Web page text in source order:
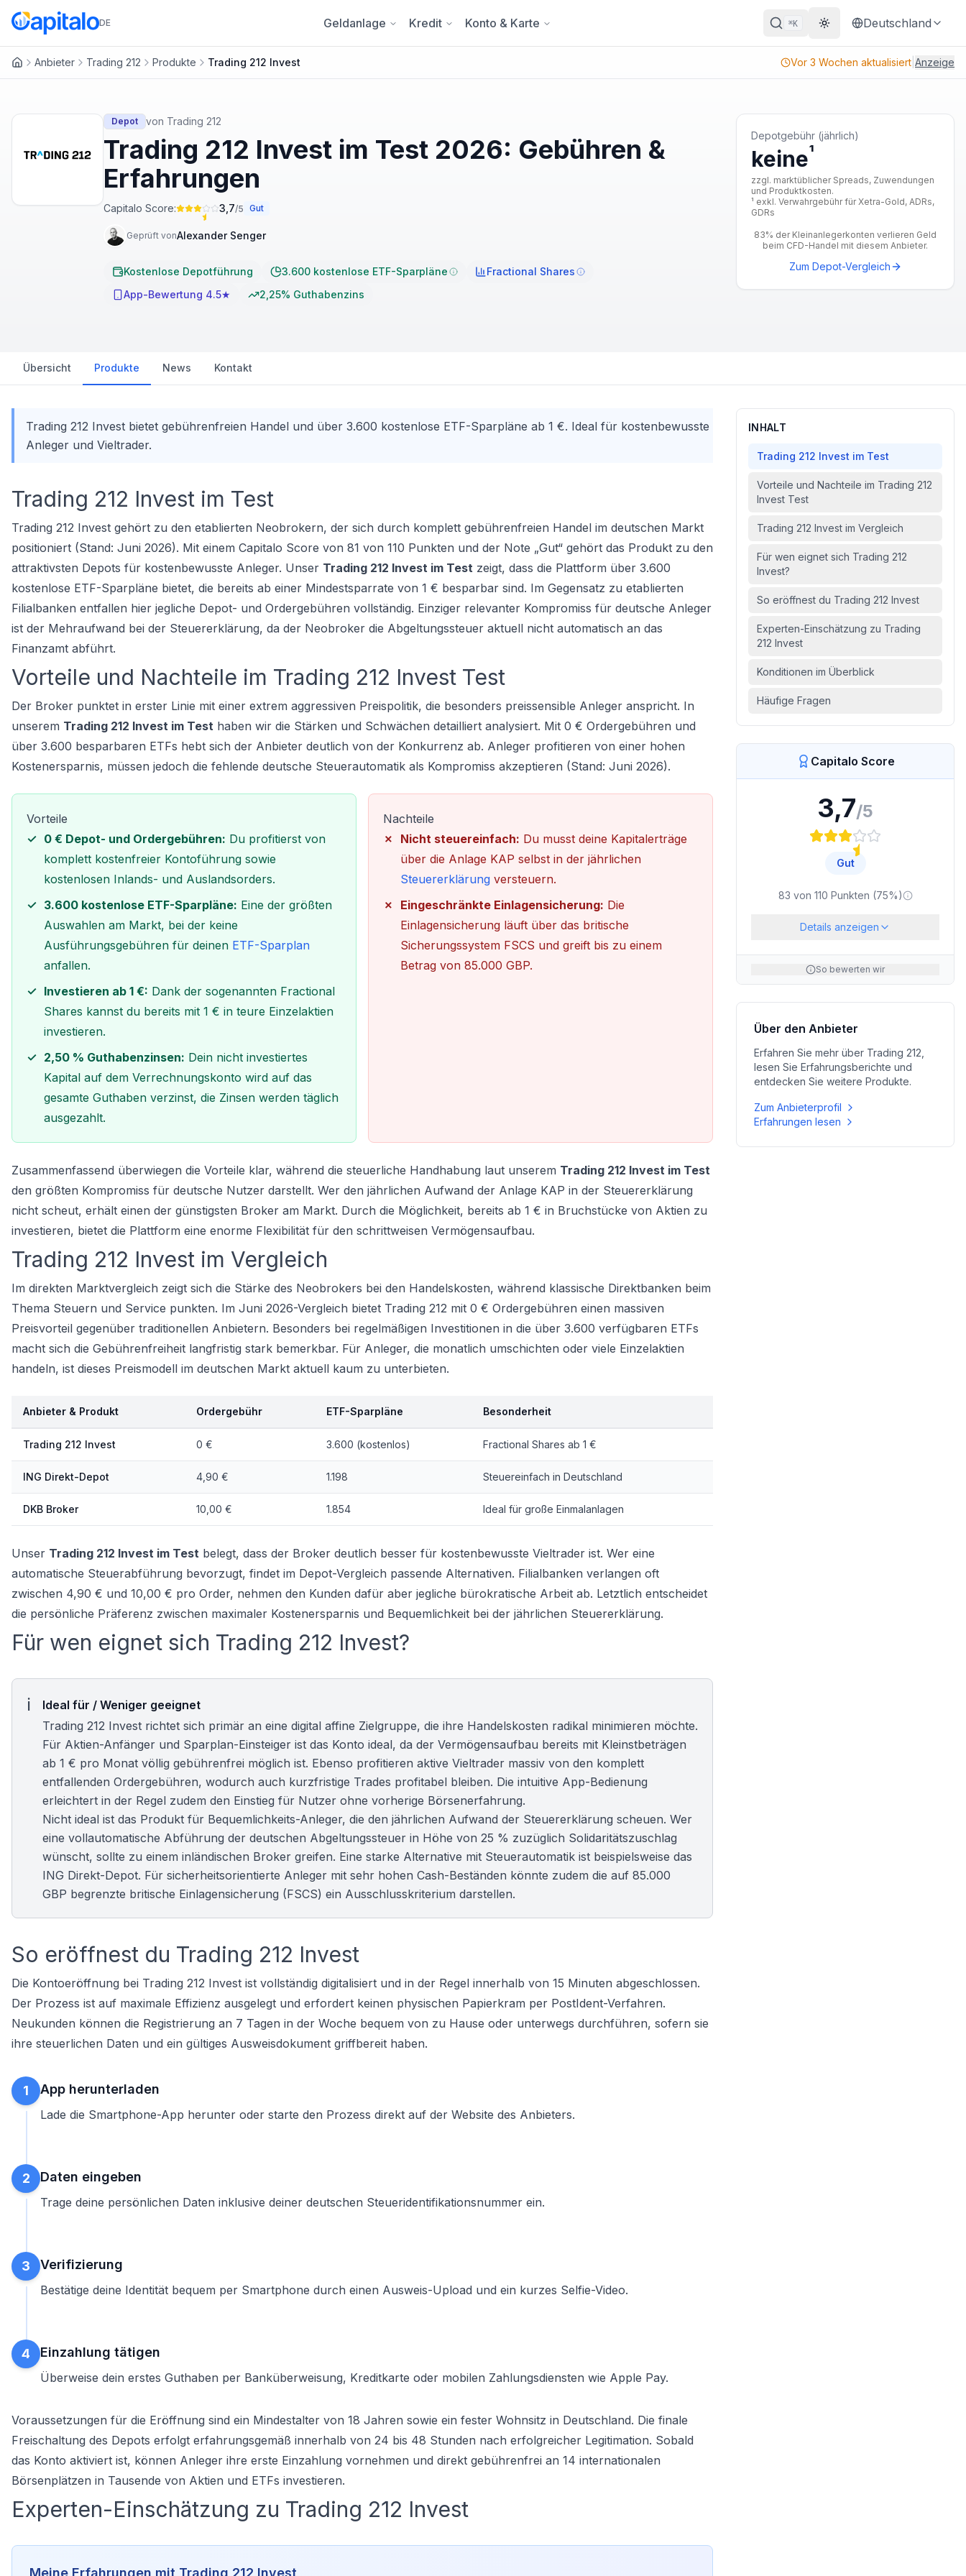
DE Geldanlage Kredit Konto & Karte ⌘K Theme wechseln
Deutschland
Anbieter Trading 212 Produkte Trading 212 Invest Vor 3 Wochen aktualisiert Anzeige
Depot von Trading 212
Trading 212 Invest im Test 2026: Gebühren &
Erfahrungen
Capitalo Score: 3,7/5 Gut
Geprüft vonAlexander Senger
Kostenlose Depotführung 3.600 kostenlose ETF-Sparpläne
Fractional Shares
App-Bewertung 4.5★
2,25% Guthabenzins
Depotgebühr (jährlich)
keine¹
zzgl. marktüblicher Spreads, Zuwendungen
und Produktkosten.
¹ exkl. Verwahrgebühr für Xetra-Gold, ADRs,
GDRs
83% der Kleinanlegerkonten verlieren Geld
beim CFD-Handel mit diesem Anbieter.
Zum Depot-Vergleich
Übersicht Produkte News Kontakt
Trading 212 Invest bietet gebührenfreien Handel und über 3.600 kostenlose ETF-Sparpläne ab 1 €. Ideal für kostenbewusste
Anleger und Vieltrader.
Trading 212 Invest im Test
Trading 212 Invest gehört zu den etablierten Neobrokern, der sich durch komplett gebührenfreien Handel im deutschen Markt
positioniert (Stand: Juni 2026). Mit einem Capitalo Score von 81 von 110 Punkten und der Note „Gut“ gehört das Produkt zu den
attraktivsten Depots für kostenbewusste Anleger. Unser Trading 212 Invest im Test zeigt, dass die Plattform über 3.600
kostenlose ETF-Sparpläne bietet, die bereits ab einer Mindestsparrate von 1 € besparbar sind. Im Gegensatz zu etablierten
Filialbanken entfallen hier jegliche Depot- und Ordergebühren vollständig. Einziger relevanter Kompromiss für deutsche Anleger
ist der Mehraufwand bei der Steuererklärung, da der Neobroker die Abgeltungssteuer aktuell nicht automatisch an das
Finanzamt abführt.
Vorteile und Nachteile im Trading 212 Invest Test
Der Broker punktet in erster Linie mit einer extrem aggressiven Preispolitik, die besonders preissensible Anleger anspricht. In
unserem Trading 212 Invest im Test haben wir die Stärken und Schwächen detailliert analysiert. Mit 0 € Ordergebühren und
über 3.600 besparbaren ETFs hebt sich der Anbieter deutlich von der Konkurrenz ab. Anleger profitieren von einer hohen
Kostenersparnis, müssen jedoch die fehlende deutsche Steuerautomatik als Kompromiss akzeptieren (Stand: Juni 2026).
Vorteile
0 € Depot- und Ordergebühren: Du profitierst von
komplett kostenfreier Kontoführung sowie
kostenlosen Inlands- und Auslandsorders.
3.600 kostenlose ETF-Sparpläne: Eine der größten
Auswahlen am Markt, bei der keine
Ausführungsgebühren für deinen ETF-Sparplan
anfallen.
Investieren ab 1 €: Dank der sogenannten Fractional
Shares kannst du bereits mit 1 € in teure Einzelaktien
investieren.
2,50 % Guthabenzinsen: Dein nicht investiertes
Kapital auf dem Verrechnungskonto wird auf das
gesamte Guthaben verzinst, die Zinsen werden täglich
ausgezahlt.
Nachteile
Nicht steuereinfach: Du musst deine Kapitalerträge
über die Anlage KAP selbst in der jährlichen
Steuererklärung versteuern.
Eingeschränkte Einlagensicherung: Die
Einlagensicherung läuft über das britische
Sicherungssystem FSCS und greift bis zu einem
Betrag von 85.000 GBP.
Zusammenfassend überwiegen die Vorteile klar, während die steuerliche Handhabung laut unserem Trading 212 Invest im Test
den größten Kompromiss für deutsche Nutzer darstellt. Wer den jährlichen Aufwand der Anlage KAP in der Steuererklärung
nicht scheut, erhält einen der günstigsten Broker am Markt. Durch die Möglichkeit, bereits ab 1 € in Bruchstücke von Aktien zu
investieren, bietet die Plattform eine enorme Flexibilität für den schrittweisen Vermögensaufbau.
Trading 212 Invest im Vergleich
Im direkten Marktvergleich zeigt sich die Stärke des Neobrokers bei den Handelskosten, während klassische Direktbanken beim
Thema Steuern und Service punkten. Im Juni 2026-Vergleich bietet Trading 212 mit 0 € Ordergebühren einen massiven
Preisvorteil gegenüber traditionellen Anbietern. Besonders bei regelmäßigen Investitionen in die über 3.600 verfügbaren ETFs
macht sich die Gebührenfreiheit langfristig stark bemerkbar. Für Anleger, die monatlich umschichten oder viele Einzelaktien
handeln, ist dieses Preismodell im deutschen Markt aktuell kaum zu unterbieten.
Anbieter & Produkt Ordergebühr ETF-Sparpläne Besonderheit
Trading 212 Invest 0 € 3.600 (kostenlos) Fractional Shares ab 1 €
ING Direkt-Depot 4,90 € 1.198 Steuereinfach in Deutschland
DKB Broker 10,00 € 1.854 Ideal für große Einmalanlagen
Unser Trading 212 Invest im Test belegt, dass der Broker deutlich besser für kostenbewusste Vieltrader ist. Wer eine
automatische Steuerabführung bevorzugt, findet im Depot-Vergleich passende Alternativen. Filialbanken verlangen oft
zwischen 4,90 € und 10,00 € pro Order, nehmen den Kunden dafür aber jegliche bürokratische Arbeit ab. Letztlich entscheidet
die persönliche Präferenz zwischen maximaler Kostenersparnis und Bequemlichkeit bei der jährlichen Steuererklärung.
Für wen eignet sich Trading 212 Invest?
Ideal für / Weniger geeignet
Trading 212 Invest richtet sich primär an eine digital affine Zielgruppe, die ihre Handelskosten radikal minimieren möchte.
Für Aktien-Anfänger und Sparplan-Einsteiger ist das Konto ideal, da der Vermögensaufbau bereits mit Kleinstbeträgen
ab 1 € pro Monat völlig gebührenfrei möglich ist. Ebenso profitieren aktive Vieltrader massiv von den komplett
entfallenden Ordergebühren, wodurch auch kurzfristige Trades profitabel bleiben. Die intuitive App-Bedienung
erleichtert in der Regel zudem den Einstieg für Nutzer ohne vorherige Börsenerfahrung.
Nicht ideal ist das Produkt für Bequemlichkeits-Anleger, die den jährlichen Aufwand der Steuererklärung scheuen. Wer
eine vollautomatische Abführung der deutschen Abgeltungssteuer in Höhe von 25 % zuzüglich Solidaritätszuschlag
wünscht, sollte zu einem inländischen Broker greifen. Eine starke Alternative mit Steuerautomatik ist beispielsweise das
ING Direkt-Depot. Für sicherheitsorientierte Anleger mit sehr hohen Cash-Beständen könnte zudem die auf 85.000
GBP begrenzte britische Einlagensicherung (FSCS) ein Ausschlusskriterium darstellen.
So eröffnest du Trading 212 Invest
Die Kontoeröffnung bei Trading 212 Invest ist vollständig digitalisiert und in der Regel innerhalb von 15 Minuten abgeschlossen.
Der Prozess ist auf maximale Effizienz ausgelegt und erfordert keinen physischen Papierkram per PostIdent-Verfahren.
Neukunden können die Registrierung an 7 Tagen in der Woche bequem von zu Hause oder unterwegs durchführen, sofern sie
ihre steuerlichen Daten und ein gültiges Ausweisdokument griffbereit haben.
1 App herunterladen
Lade die Smartphone-App herunter oder starte den Prozess direkt auf der Website des Anbieters.
2 Daten eingeben
Trage deine persönlichen Daten inklusive deiner deutschen Steueridentifikationsnummer ein.
3 Verifizierung
Bestätige deine Identität bequem per Smartphone durch einen Ausweis-Upload und ein kurzes Selfie-Video.
4 Einzahlung tätigen
Überweise dein erstes Guthaben per Banküberweisung, Kreditkarte oder mobilen Zahlungsdiensten wie Apple Pay.
Voraussetzungen für die Eröffnung sind ein Mindestalter von 18 Jahren sowie ein fester Wohnsitz in Deutschland. Die finale
Freischaltung des Depots erfolgt erfahrungsgemäß innerhalb von 24 bis 48 Stunden nach erfolgreicher Legitimation. Sobald
das Konto aktiviert ist, können Anleger ihre erste Einzahlung vornehmen und direkt gebührenfrei an 14 internationalen
Börsenplätzen in Tausende von Aktien und ETFs investieren.
Experten-Einschätzung zu Trading 212 Invest
Meine Erfahrungen mit Trading 212 Invest
INHALT
Trading 212 Invest im Test
Vorteile und Nachteile im Trading 212
Invest Test
Trading 212 Invest im Vergleich
Für wen eignet sich Trading 212
Invest?
So eröffnest du Trading 212 Invest
Experten-Einschätzung zu Trading
212 Invest
Konditionen im Überblick
Häufige Fragen
Capitalo Score
3,7/5
Gut
83 von 110 Punkten (75%)
Details anzeigen
So bewerten wir
Über den Anbieter
Erfahren Sie mehr über Trading 212
lesen Sie Erfahrungsberichte und
entdecken Sie weitere Produkte.
Zum Anbieterprofil
Erfahrungen lesen